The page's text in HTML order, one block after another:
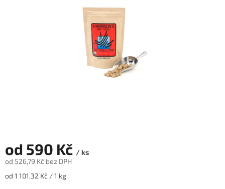
od 590 Kč / ks
od 526,79 Kč bez DPH
Měrná
od 1 101,32 Kč / 1 kg